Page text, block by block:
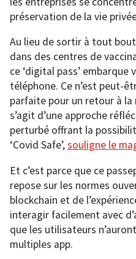
préservation de la vie
Au lieu de sortir à tout
dans des centres de
ce ‘digital pass’
téléphone. Ce n’est peut-
parfaite pour un retour à la
s’agit d’une approche
perturbé offrant la
‘Covid Safe’,souligne le
Et c’est parce que ce
repose sur les normes
blockchain et de
interagir facilement avec
que les utilisateurs
multiples app.